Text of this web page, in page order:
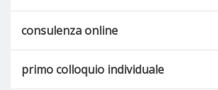
consulenza online
primo colloquio individuale